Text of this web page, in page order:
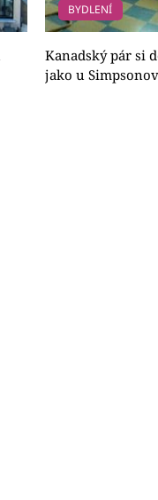
BYDLENÍ
Kanadský pár si
jako u